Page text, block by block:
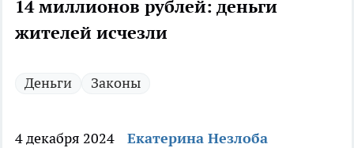
14 миллионов рублей: деньги
жителей исчезли
Деньги Законы
4 декабря 2024 Екатерина Незлоба